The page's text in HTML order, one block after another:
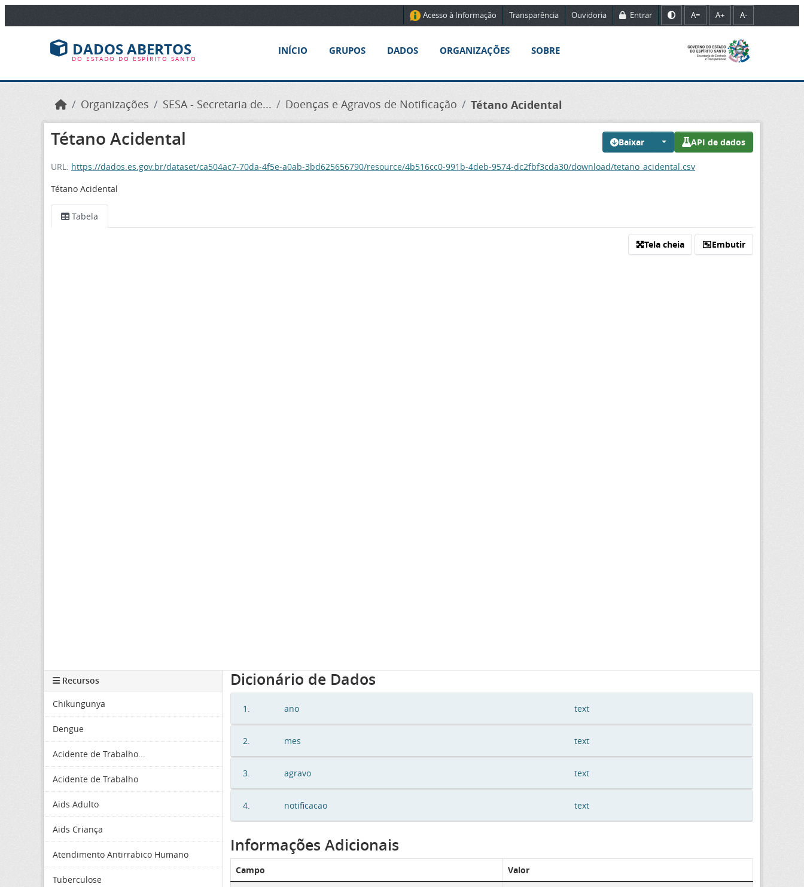
Ir para o conteúdo principal
Acesso à Informação Transparência Ouvidoria Entrar A= A+ A-
DADOS ABERTOS
DO ESTADO DO ESPÍRITO SANTO
INÍCIO GRUPOS DADOS ORGANIZAÇÕES SOBRE
Organizações SESA - Secretaria de... Doenças e Agravos de Notificação Tétano Acidental
Baixar API de dados
Tétano Acidental
URL: https://dados.es.gov.br/dataset/ca504ac7-70da-4f5e-a0ab-3bd625656790/resource/4b516cc0-991b-4deb-9574-dc2fbf3cda30/download/tetano_acidental.csv
Tétano Acidental
Tabela
Tela cheia Embutir
Recursos
Chikungunya
Dengue
Acidente de Trabalho...
Acidente de Trabalho
Aids Adulto
Aids Criança
Atendimento Antirrabico Humano
Tuberculose
Dicionário de Dados
1. ano text
2. mes text
3. agravo text
4. notificacao text
Informações Adicionais
Campo Valor